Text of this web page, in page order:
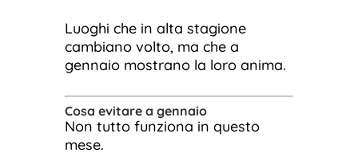
Luoghi che in alta stagione
cambiano volto, ma che a
gennaio mostrano la loro anima.
Cosa evitare a gennaio
Non tutto funziona in questo
mese.